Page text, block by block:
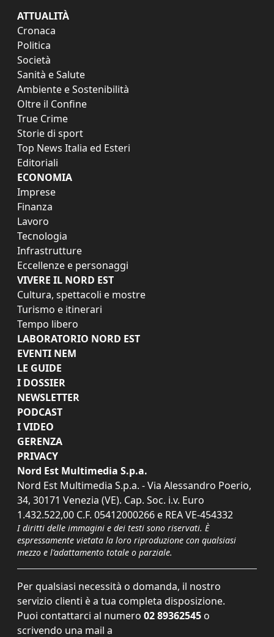
ATTUALITÀ
Cronaca
Politica
Società
Sanità e Salute
Ambiente e Sostenibilità
Oltre il Confine
True Crime
Storie di sport
Top News Italia ed Esteri
Editoriali
ECONOMIA
Imprese
Finanza
Lavoro
Tecnologia
Infrastrutture
Eccellenze e personaggi
VIVERE IL NORD EST
Cultura, spettacoli e mostre
Turismo e itinerari
Tempo libero
LABORATORIO NORD EST
EVENTI NEM
LE GUIDE
I DOSSIER
NEWSLETTER
PODCAST
I VIDEO
GERENZA
PRIVACY
Nord Est Multimedia S.p.a.
Nord Est Multimedia S.p.a. - Via Alessandro Poerio,
34, 30171 Venezia (VE). Cap. Soc. i.v. Euro
1.432.522,00 C.F. 05412000266 e REA VE-454332
I diritti delle immagini e dei testi sono riservati. È
espressamente vietata la loro riproduzione con qualsiasi
mezzo e l'adattamento totale o parziale.
Per qualsiasi necessità o domanda, il nostro
servizio clienti è a tua completa disposizione.
Puoi contattarci al numero 02 89362545 o
scrivendo una mail a